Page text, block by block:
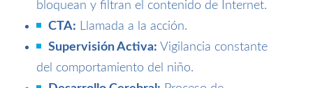
bloquean y filtran el contenido de Internet.
CTA: Llamada a la acción.
Supervisión Activa: Vigilancia constante
del comportamiento del niño.